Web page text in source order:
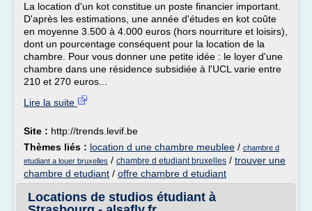
La location d'un kot constitue un poste financier important.
D'après les estimations, une année d'études en kot coûte
en moyenne 3.500 à 4.000 euros (hors nourriture et loisirs),
dont un pourcentage conséquent pour la location de la
chambre. Pour vous donner une petite idée : le loyer d'une
chambre dans une résidence subsidiée à l'UCL varie entre
210 et 270 euros...
Lire la suite
Site : http://trends.levif.be
Thèmes liés : location d une chambre meublee / chambre d
etudiant a louer bruxelles / chambre d etudiant bruxelles / trouver une
chambre d etudiant / offre chambre d etudiant
Locations de studios étudiant à